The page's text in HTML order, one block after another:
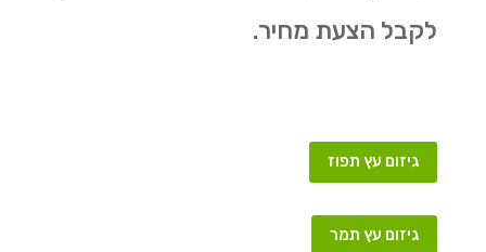
לקבל הצעת מחיר.
גיזום עץ תפוז
גיזום עץ תמר